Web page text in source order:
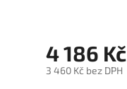
4 186 Kč
3 460 Kč bez DPH